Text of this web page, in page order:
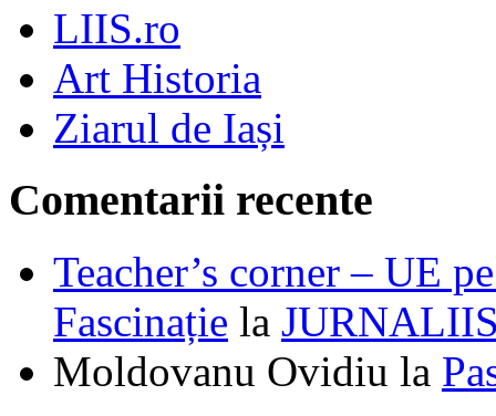
LIIS.ro
Art Historia
Ziarul de Iași
Comentarii recente
Teacher’s corner – UE
Fascinație la
Moldovanu Ovidiu la